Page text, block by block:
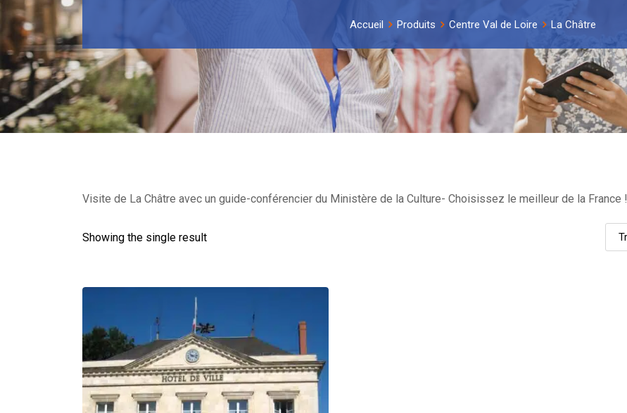
Accueil Produits Centre Val de Loire La Châtre
Visite de La Châtre avec un guide-conférencier du Ministère de la Culture- Choisissez le meilleur de la France !
Showing the single result